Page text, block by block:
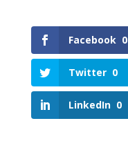
Facebook 0
Twitter 0
LinkedIn 0